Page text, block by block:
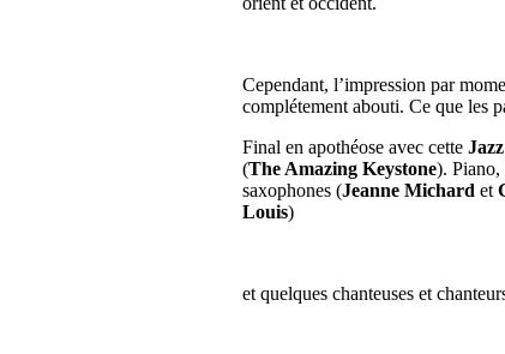
Cependant, l’impression par
complétement abouti. Ce que les
Final en apothéose avec cette
(The Amazing Keystone). Piano,
saxophones (Jeanne Michard et
Louis)
et quelques chanteuses et